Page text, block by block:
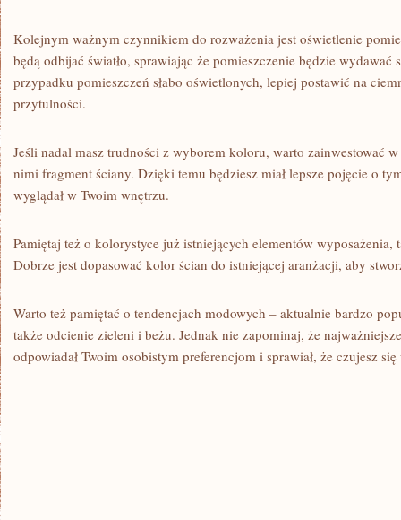
Kolejnym ważnym czynnikiem do rozważenia⁣ jest oświetlenie‌
będą‍ odbijać ⁢światło, sprawiając​ że⁤ pomieszczenie będzie‍ wydawać
przypadku​ pomieszczeń słabo oświetlonych, lepiej postawić ‌na
przytulności.
Jeśli nadal masz trudności z ‌wyborem⁢ koloru, warto zainwestować
⁢nimi fragment ściany. Dzięki⁢ temu będziesz ‌miał⁢ lepsze pojęcie ​o‍
‌wyglądał w Twoim wnętrzu.
Pamiętaj też o ​kolorystyce‌ już istniejących elementów
Dobrze ⁤jest dopasować ⁢kolor ścian do istniejącej aranżacji, ​aby
Warto też pamiętać o tendencjach modowych – ‌aktualnie bardzo
także odcienie⁤ zieleni i beżu. Jednak⁤ nie zapominaj, że
odpowiadał Twoim osobistym preferencjom i ⁣sprawiał, że czujesz